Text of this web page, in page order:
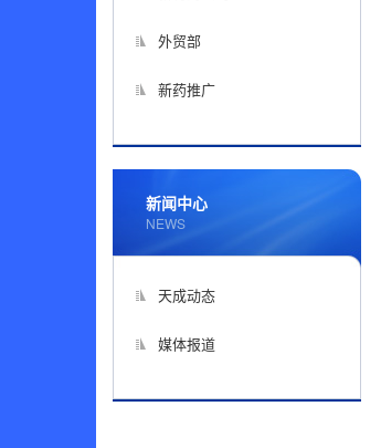
外贸部
新药推广
新闻中心
NEWS
天成动态
媒体报道